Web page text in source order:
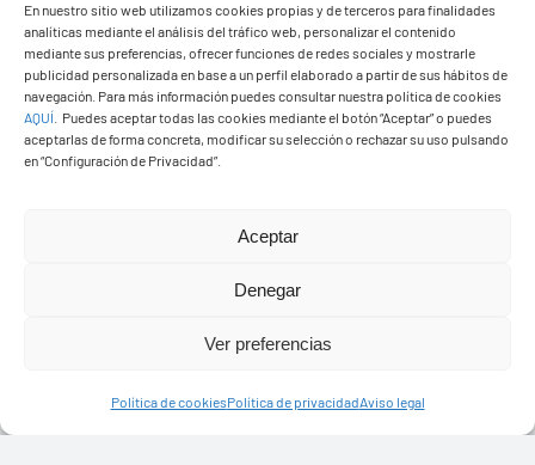
En nuestro sitio web utilizamos cookies propias y de terceros para finalidades
analíticas mediante el análisis del tráfico web, personalizar el contenido
mediante sus preferencias, ofrecer funciones de redes sociales y mostrarle
publicidad personalizada en base a un perfil elaborado a partir de sus hábitos de
navegación. Para más información puedes consultar nuestra política de cookies
AQUÍ
Puedes aceptar todas las cookies mediante el botón “Aceptar” o puedes
aceptarlas de forma concreta, modificar su selección o rechazar su uso pulsando
en “Configuración de Privacidad”.
Aceptar
Denegar
Ver preferencias
Política de cookiesPolítica de privacidadAviso legal
Ayuntamiento de Yaiza
Pza. de Los Remedios, 1
35570 – Yaiza
Tel:928 83 62 20
© Copyright2026 Ayuntamiento de Yaiza - Todos los